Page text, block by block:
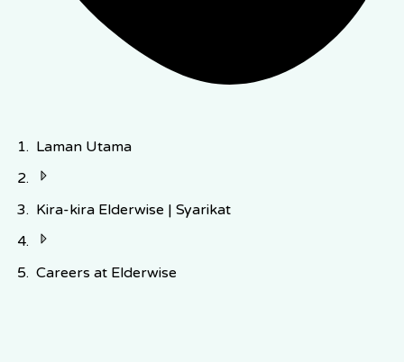
Laman Utama
Kira-kira Elderwise | Syarikat
Careers at Elderwise